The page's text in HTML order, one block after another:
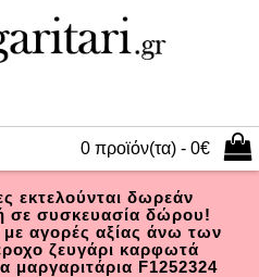
0 προϊόν(τα) - 0€
εκτελούνται δωρεάν
σε συσκευασία δώρου!
αγορές αξίας άνω των
ζευγάρι καρφωτά
μαργαριτάρια F1252324